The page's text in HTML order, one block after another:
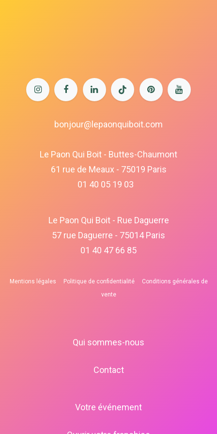
bonjour@lepaonquiboit.com
Le Paon Qui Boit - Buttes-Chaumont
61 rue de Meaux - 75019 Paris
01 40 05 19 03
Le Paon Qui Boit - Rue Daguerre
57 rue Daguerre - 75014 Paris
01 40 47 66 85
Mentions légales Politique de confidentialité
Conditions générales de
vente
Qui sommes-nous
Contact
Votre événement